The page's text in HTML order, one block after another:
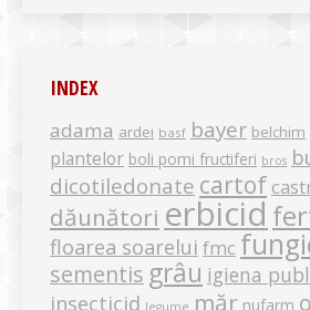
INDEX
adama ardei basf bayer belchim
plantelor boli pomi fructiferi bros
dicotiledonate cartof
dăunători erbicid
floarea soarelui fmc
sementis grâu igiena
insecticid legume măr nufarm